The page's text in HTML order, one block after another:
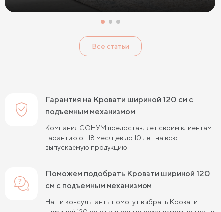
Кровати с мягким изголовьем Кровати светлых цветов
Кровати белого цвета
Кровати цвета графит Кровати желтого цвета
Кровати зеленого цвета Кровати коричневого цвета
Кровати розового цвета Кровати серого цвета
Кровати синего цвета Кровати фиолетового цвета
Все статьи
Гарантия на Кровати шириной 120 см с
подъемным механизмом
Компания СОНУМ предоставляет своим клиентам
гарантию от 18 месяцев до 10 лет на всю
выпускаемую продукцию.
Поможем подобрать Кровати шириной 120
см с подъемным механизмом
Наши консультанты помогут выбрать Кровати